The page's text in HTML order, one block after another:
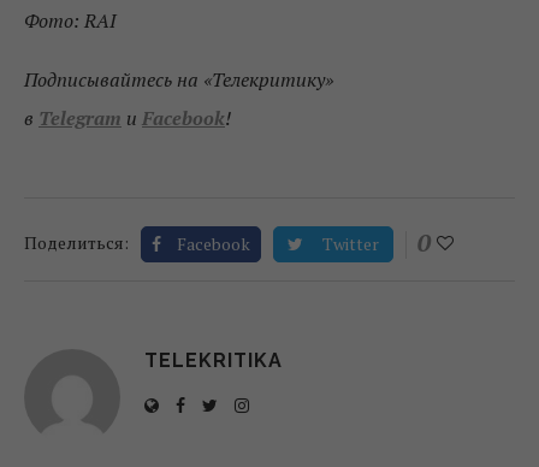
Фото: RAI
Подписывайтесь на «Телекритику»
в Telegram и Facebook!
Поделиться: Facebook Twitter 0
TELEKRITIKA